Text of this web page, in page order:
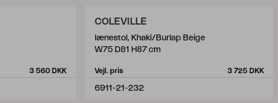
3 560 DKK
COLEVILLE
lænestol, Khaki/Burlap Beige
W75 D81 H87 cm
Vejl. pris 3 725 DKK
6911-21-232